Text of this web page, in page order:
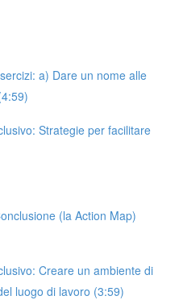
a) Dare un nome alle
Strategie per facilitare
(la Action Map)
Creare un ambiente di
luogo di lavoro (3:59)